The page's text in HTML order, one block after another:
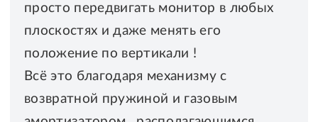
просто передвигать монитор в любых
плоскостях и даже менять его
положение по вертикали !
Всё это благодаря механизму с
возвратной пружиной и газовым